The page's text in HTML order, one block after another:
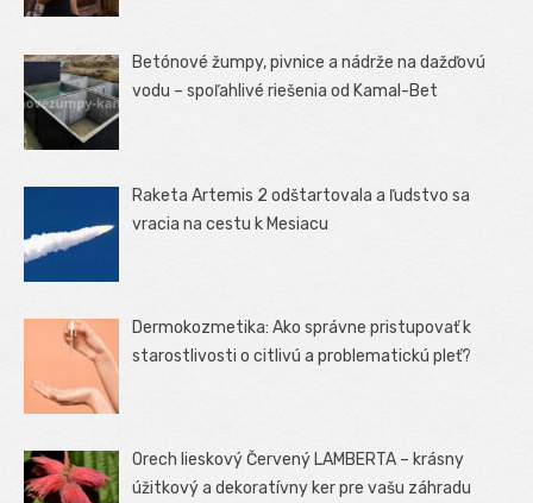
Betónové žumpy, pivnice a nádrže na dažďovú
vodu – spoľahlivé riešenia od Kamal-Bet
Raketa Artemis 2 odštartovala a ľudstvo sa
vracia na cestu k Mesiacu
Dermokozmetika: Ako správne pristupovať k
starostlivosti o citlivú a problematickú pleť?
Orech lieskový Červený LAMBERTA – krásny
úžitkový a dekoratívny ker pre vašu záhradu